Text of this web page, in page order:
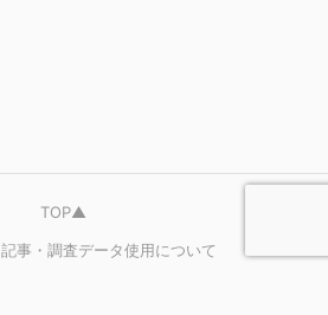
TOP▲
記事・調査データ使用について